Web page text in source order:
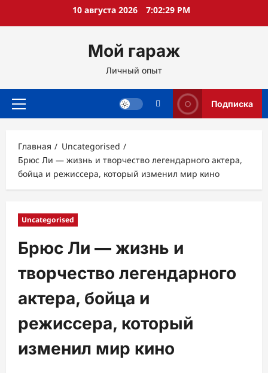
10 августа 2026 7:02:30 PM
Мой гараж
Личный опыт
Основное
Подписка
Главная
Uncategorised
Брюс Ли — жизнь и творчество легендарного актера,
бойца и режиссера, который изменил мир кино
Uncategorised
Брюс Ли — жизнь и
творчество легендарного
актера, бойца и
режиссера, который
изменил мир кино